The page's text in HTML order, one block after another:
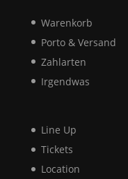
Warenkorb
Porto & Versand
Zahlarten
Irgendwas
Line Up
Tickets
Location